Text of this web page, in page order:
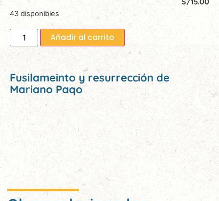
43 disponibles
Añadir al carrito
Fusilameinto y resurrección de
Mariano Paqo